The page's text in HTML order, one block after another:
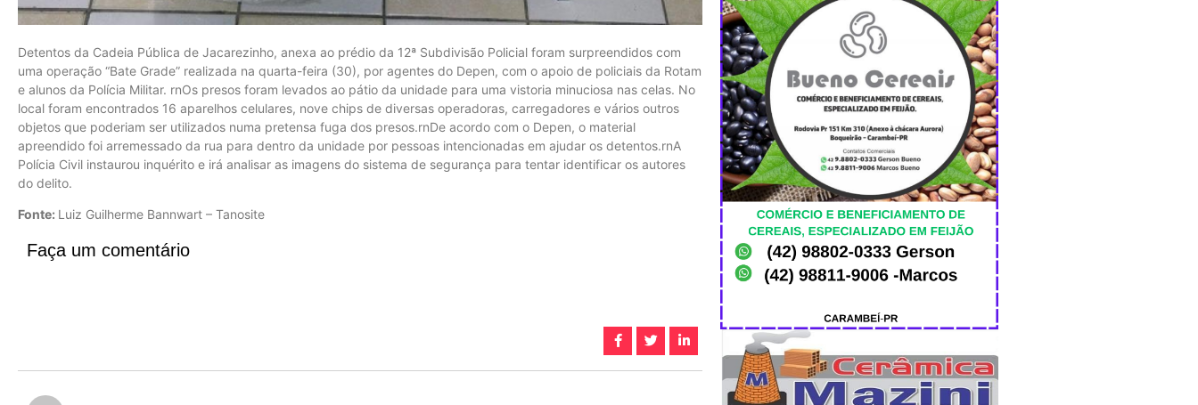
Detentos da Cadeia Pública de Jacarezinho, anexa ao prédio da 12ª Subdivisão Policial foram surpreendidos com
uma operação “Bate Grade” realizada na quarta-feira (30), por agentes do Depen, com o apoio de policiais da Rotam
e alunos da Polícia Militar. rnOs presos foram levados ao pátio da unidade para uma vistoria minuciosa nas celas. No
local foram encontrados 16 aparelhos celulares, nove chips de diversas operadoras, carregadores e vários outros
objetos que poderiam ser utilizados numa pretensa fuga dos presos.rnDe acordo com o Depen, o material
apreendido foi arremessado da rua para dentro da unidade por pessoas intencionadas em ajudar os detentos.rnA
Polícia Civil instaurou inquérito e irá analisar as imagens do sistema de segurança para tentar identificar os autores
do delito.
Fonte: Luiz Guilherme Bannwart – Tanosite
Faça um comentário